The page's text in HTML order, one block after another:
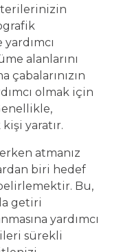
alanlarını
çabalarınızın
olmak için
yaratır.
atmanız
biri hedef
Bu,
getiri
yardımcı
sürekli